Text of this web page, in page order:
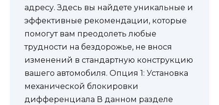
адресу. Здесь вы найдете уникальные и
эффективные рекомендации, которые
помогут вам преодолеть любые
трудности на бездорожье, не внося
изменений в стандартную конструкцию
вашего автомобиля. Опция 1: Установка
механической блокировки
дифференциала В данном разделе